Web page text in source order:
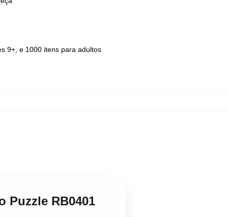
9+, e 1000 itens para adultos
Puzzle RB0401